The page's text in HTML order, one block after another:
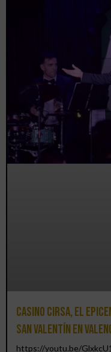
Casino CIRSA, el
San Valentín en
https://youtu.be/